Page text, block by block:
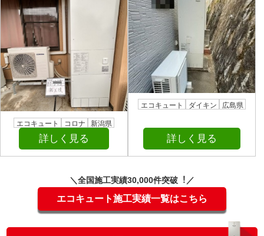
エコキュート コロナ 新潟県
詳しく見る
エコキュート ダイキン 広島県
詳しく見る
＼全国施⼯実績30,000件突破︕／
エコキュート施工実績一覧はこちら